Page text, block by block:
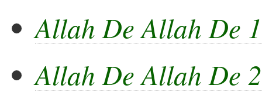
Allah De Allah De 1
Allah De Allah De 2